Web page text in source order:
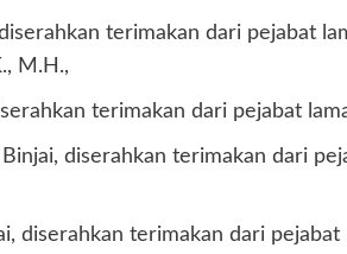
terimakan dari pejabat
M.H.,
terimakan dari pejabat
diserahkan terimakan dari
diserahkan terimakan dari